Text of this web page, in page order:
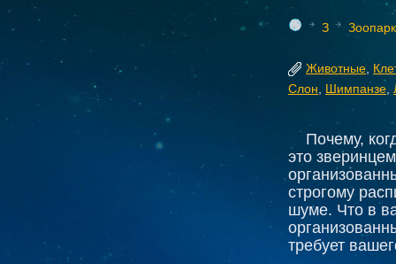
З Зоопарк
Животные
Слон
Шимпанзе
Почему,
это
строгому
шуме. Что в
требует